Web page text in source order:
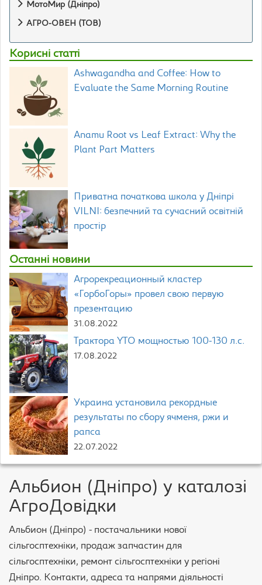
МотоМир (Дніпро)
АГРО-ОВЕН (ТОВ)
Корисні статті
Ashwagandha and Coffee: How to
Evaluate the Same Morning Routine
Anamu Root vs Leaf Extract: Why the
Plant Part Matters
Приватна початкова школа у Дніпрі
VILNI: безпечний та сучасний освітній
простір
Останні новини
Агрорекреационный кластер
«ГорбоГоры» провел свою первую
презентацию
31.08.2022
Трактора YTO мощностью 100-130 л.с.
17.08.2022
Украина установила рекордные
результаты по сбору ячменя, ржи и
рапса
22.07.2022
Альбион (Дніпро) у каталозі
АгроДовідки
Альбион (Дніпро) - постачальники нової
сільгосптехніки, продаж запчастин для
сільгосптехніки, ремонт сільгосптехніки у регіоні
Дніпро. Контакти, адреса та напрями діяльності